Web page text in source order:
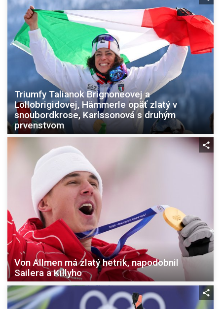
Triumfy Talianok Brignoneovej a
Lollobrigidovej, Hämmerle opäť zlatý v
snoubordkrose, Karlssonová s druhým
prvenstvom
Von Allmen má zlatý hetrik, napodobnil
Sailera a Killyho